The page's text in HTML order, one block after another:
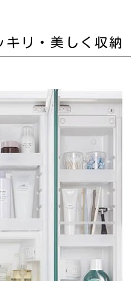
キリ・美しく収納